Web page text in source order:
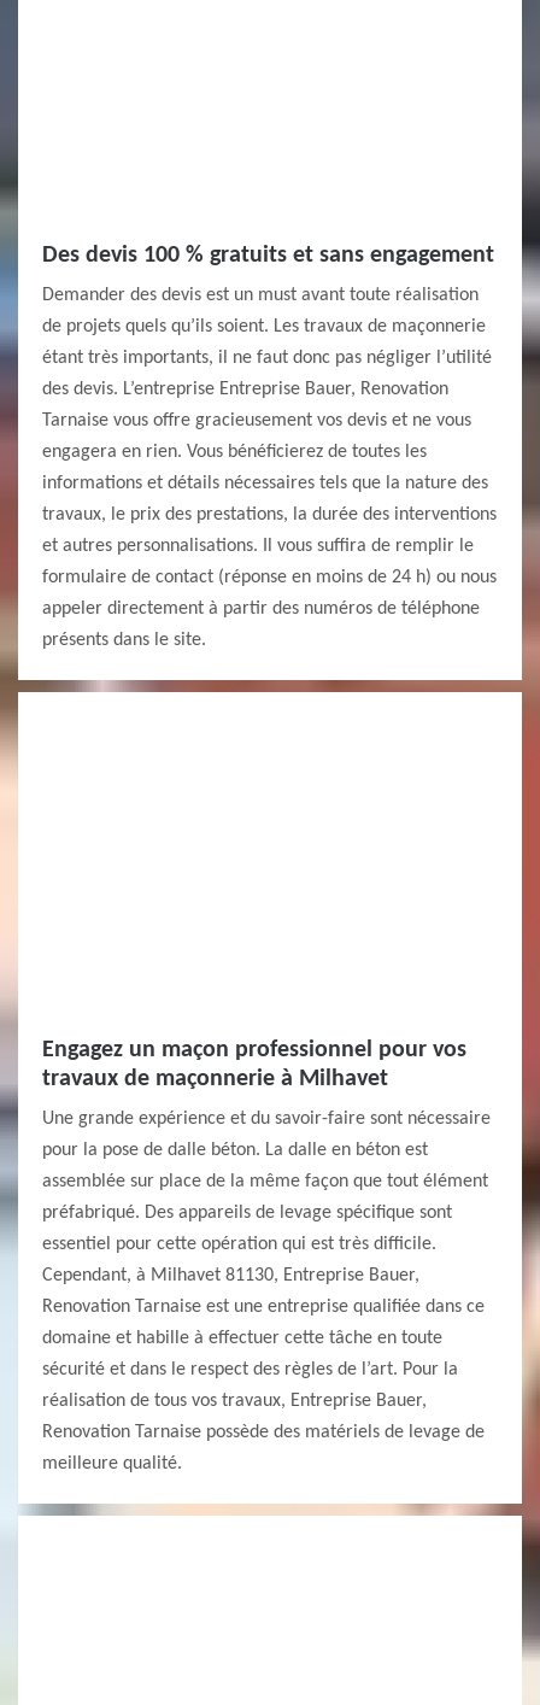
Des devis 100 % gratuits et sans engagement
Demander des devis est un must avant toute réalisation
de projets quels qu’ils soient. Les travaux de maçonnerie
étant très importants, il ne faut donc pas négliger l’utilité
des devis. L’entreprise Entreprise Bauer, Renovation
Tarnaise vous offre gracieusement vos devis et ne vous
engagera en rien. Vous bénéficierez de toutes les
informations et détails nécessaires tels que la nature des
travaux, le prix des prestations, la durée des interventions
et autres personnalisations. Il vous suffira de remplir le
formulaire de contact (réponse en moins de 24 h) ou nous
appeler directement à partir des numéros de téléphone
présents dans le site.
Engagez un maçon professionnel pour vos
travaux de maçonnerie à Milhavet
Une grande expérience et du savoir-faire sont nécessaire
pour la pose de dalle béton. La dalle en béton est
assemblée sur place de la même façon que tout élément
préfabriqué. Des appareils de levage spécifique sont
essentiel pour cette opération qui est très difficile.
Cependant, à Milhavet 81130, Entreprise Bauer,
Renovation Tarnaise est une entreprise qualifiée dans ce
domaine et habille à effectuer cette tâche en toute
sécurité et dans le respect des règles de l’art. Pour la
réalisation de tous vos travaux, Entreprise Bauer,
Renovation Tarnaise possède des matériels de levage de
meilleure qualité.